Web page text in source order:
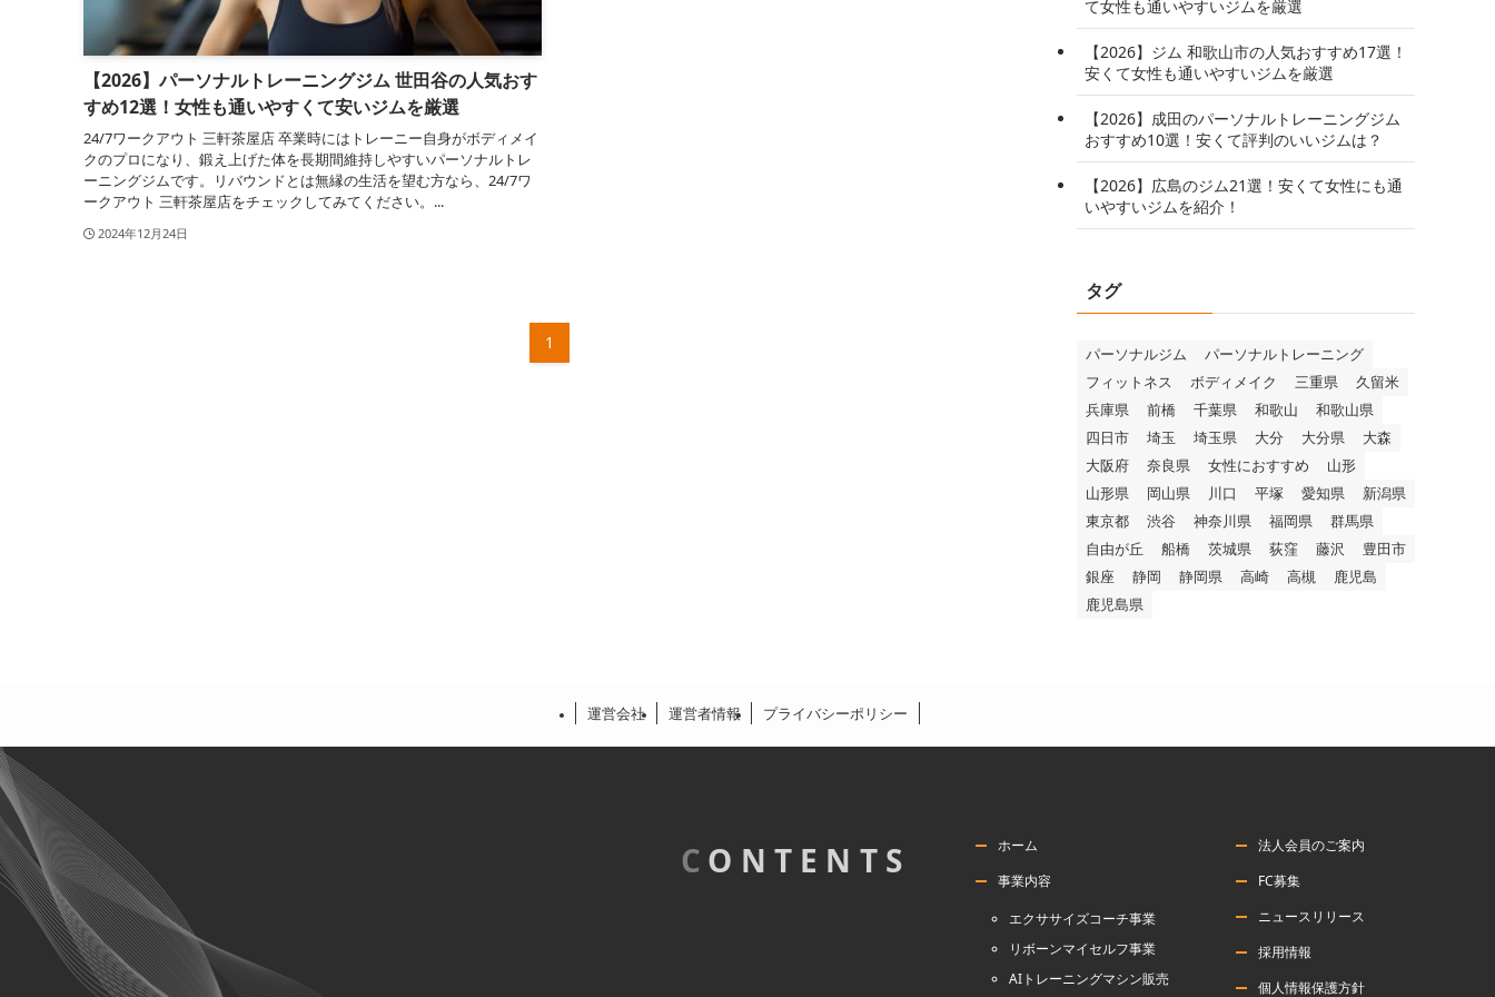
【2026】パーソナルトレーニングジム 世田谷の人気おす
すめ12選！女性も通いやすくて安いジムを厳選
24/7ワークアウト 三軒茶屋店 卒業時にはトレーニー自身がボディメイ
クのプロになり、鍛え上げた体を長期間維持しやすいパーソナルトレ
ーニングジムです。リバウンドとは無縁の生活を望む方なら、24/7ワ
ークアウト 三軒茶屋店をチェックしてみてください。...
2024年12月24日
1
て女性も通いやすいジムを厳選
【2026】ジム 和歌山市の人気おすすめ17選！
安くて女性も通いやすいジムを厳選
【2026】成田のパーソナルトレーニングジム
おすすめ10選！安くて評判のいいジムは？
【2026】広島のジム21選！安くて女性にも通
いやすいジムを紹介！
タグ
パーソナルジム
パーソナルトレーニング
フィットネス
ボディメイク 三重県
久留米
兵庫県
前橋 千葉県 和歌山
和歌山県
四日市
埼玉 埼玉県 大分 大分県
大森
大阪府
奈良県 女性におすすめ
山形
山形県
岡山県 川口 平塚 愛知県
新潟県
東京都
渋谷 神奈川県 福岡県
群馬県
自由が丘
船橋 茨城県 荻窪 藤沢
豊田市
銀座
静岡 静岡県 高崎 高槻
鹿児島
鹿児島県
運営会社 運営者情報 プライバシーポリシー
C ONTENTS
ホーム
事業内容
エクササイズコーチ事業
リボーンマイセルフ事業
AIトレーニングマシン販売
法人会員のご案内
FC募集
ニュースリリース
採用情報
個人情報保護方針